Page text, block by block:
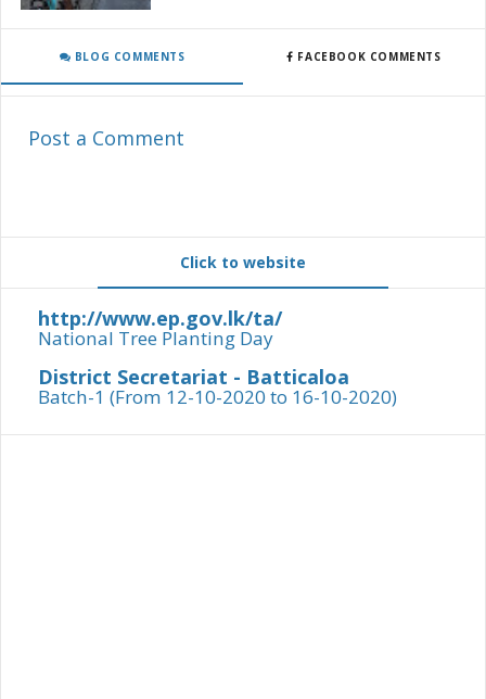
BLOG COMMENTS FACEBOOK COMMENTS
Post a Comment
Click to website
http://www.ep.gov.lk/ta/
National Tree Planting Day
District Secretariat - Batticaloa
Batch-1 (From 12-10-2020 to 16-10-2020)